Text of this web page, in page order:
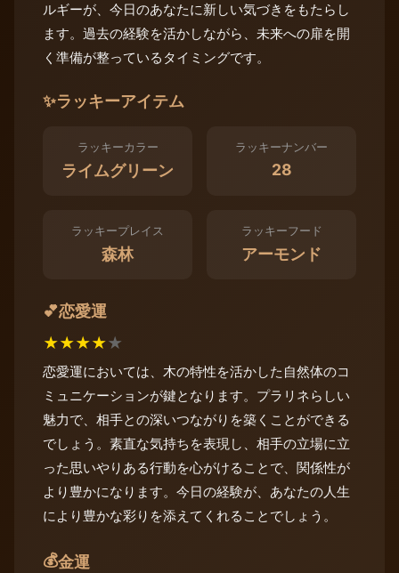
ルギーが、今日のあなたに新しい気づきをもたらし
ます。過去の経験を活かしながら、未来への扉を開
く準備が整っているタイミングです。
✨ラッキーアイテム
ラッキーカラー
ライムグリーン
ラッキーナンバー
28
ラッキープレイス
森林
ラッキーフード
アーモンド
💕恋愛運
★★★★★
恋愛運においては、木の特性を活かした自然体のコ
ミュニケーションが鍵となります。プラリネらしい
魅力で、相手との深いつながりを築くことができる
でしょう。素直な気持ちを表現し、相手の立場に立
った思いやりある行動を心がけることで、関係性が
より豊かになります。今日の経験が、あなたの人生
により豊かな彩りを添えてくれることでしょう。
💰金運